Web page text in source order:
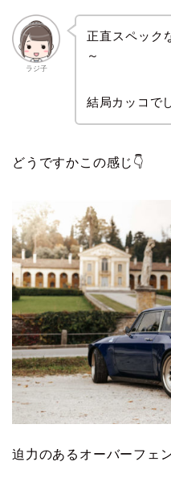
ラジ子
正直スペック
～
結局カッコで
どうですかこの感じ👇
迫力のあるオーバーフェ